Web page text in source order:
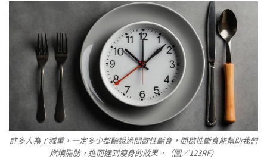
許多人為了減重，一定多少都聽說過間歇性斷食，間歇性斷食能幫助我們
燃燒脂肪，進而達到瘦身的效果。（圖／123RF）